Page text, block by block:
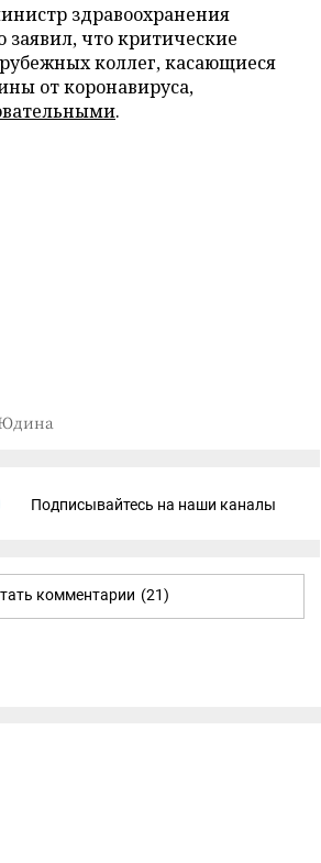
здравоохранения
что критические
коллег, касающиеся
от коронавируса,
.
Юдина
Подписывайтесь на наши каналы
комментарии (21)